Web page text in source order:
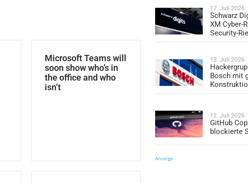
Microsoft Teams will
soon show who’s in
the office and who
isn’t
17. Juli 2026
Schwarz
XM Cyber-
Security-
13. Juli 2026
Bosch mit
12. Juli 2026
GitHub
blockierte
Anzeige